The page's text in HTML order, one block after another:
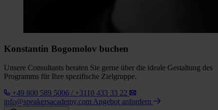
Konstantin Bogomolov buchen
Unsere Consultants beraten Sie gerne über die ideale Gestaltung des
Programms für Ihre spezifische Zielgruppe.
+49 800 589 5006 / +3110 433 33 22
info@speakersacademy.com Angebot anfordern